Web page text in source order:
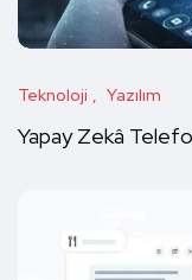
Teknoloji Yazılım
Yapay Zekâ